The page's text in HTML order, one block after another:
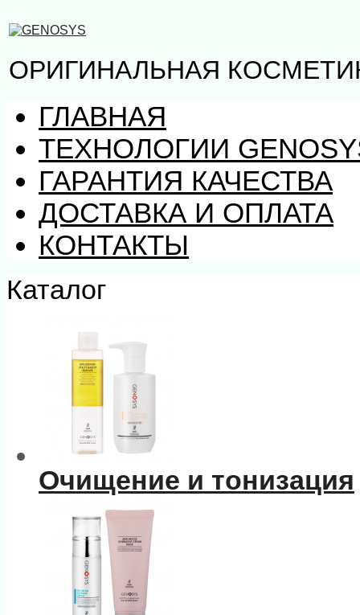
ОРИГИНАЛЬНАЯ
ГЛАВНАЯ
ТЕХНОЛОГИИ
ГАРАНТИЯ КАЧЕСТВА
ДОСТАВКА И ОПЛАТА
КОНТАКТЫ
Каталог
Очищение и тонизация